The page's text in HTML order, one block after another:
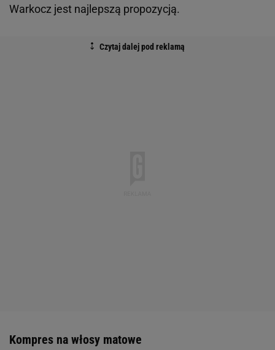
Warkocz jest najlepszą propozycją.
Kompres na włosy matowe